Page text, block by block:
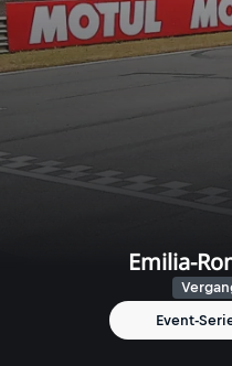
Emilia-
Event-